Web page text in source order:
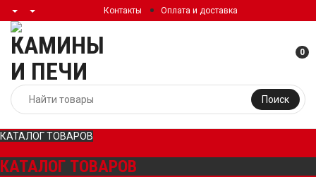
Контакты Оплата и доставка
Поиск
0
КАТАЛОГ ТОВАРОВ
КАТАЛОГ ТОВАРОВ